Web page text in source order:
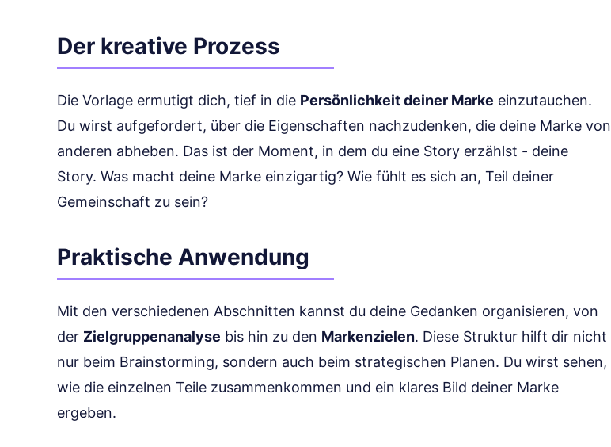
Der kreative Prozess
Die Vorlage ermutigt dich, tief in die Persönlichkeit deiner Marke einzutauchen.
Du wirst aufgefordert, über die Eigenschaften nachzudenken, die deine Marke von
anderen abheben. Das ist der Moment, in dem du eine Story erzählst - deine
Story. Was macht deine Marke einzigartig? Wie fühlt es sich an, Teil deiner
Gemeinschaft zu sein?
Praktische Anwendung
Mit den verschiedenen Abschnitten kannst du deine Gedanken organisieren, von
der Zielgruppenanalyse bis hin zu den Markenzielen. Diese Struktur hilft dir nicht
nur beim Brainstorming, sondern auch beim strategischen Planen. Du wirst sehen,
wie die einzelnen Teile zusammenkommen und ein klares Bild deiner Marke
ergeben.